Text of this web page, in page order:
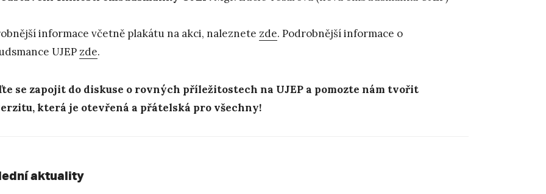
informace včetně plakátu na akci, naleznete zde. Podrobnější informace o
UJEP zde.
se zapojit do diskuse o rovných příležitostech na UJEP a pomozte nám tvořit
která je otevřená a přátelská pro všechny!
aktuality